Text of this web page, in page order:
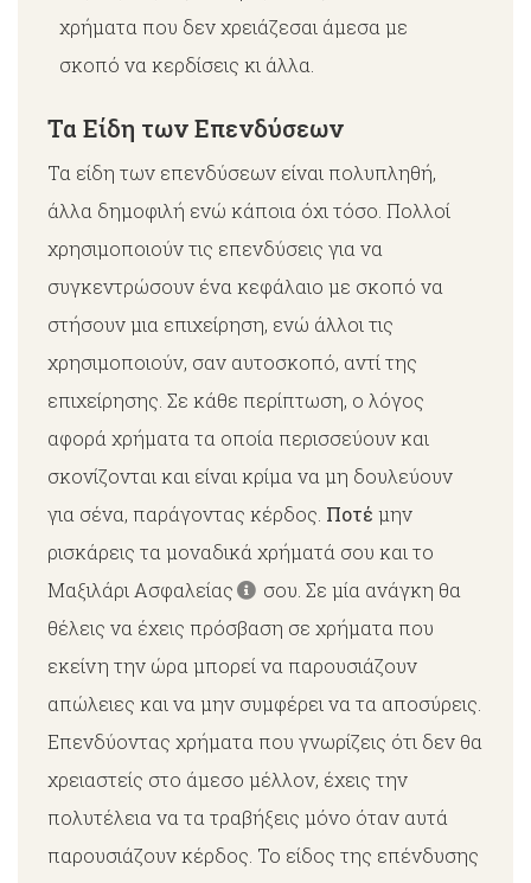
χρήματα που δεν χρειάζεσαι άμεσα με
σκοπό να κερδίσεις κι άλλα.
Τα Είδη των Επενδύσεων
Τα είδη των επενδύσεων είναι πολυπληθή,
άλλα δημοφιλή ενώ κάποια όχι τόσο. Πολλοί
χρησιμοποιούν τις επενδύσεις για να
συγκεντρώσουν ένα κεφάλαιο με σκοπό να
στήσουν μια επιχείρηση, ενώ άλλοι τις
χρησιμοποιούν, σαν αυτοσκοπό, αντί της
επιχείρησης. Σε κάθε περίπτωση, ο λόγος
αφορά χρήματα τα οποία περισσεύουν και
σκονίζονται και είναι κρίμα να μη δουλεύουν
για σένα, παράγοντας κέρδος. Ποτέ μην
ρισκάρεις τα μοναδικά χρήματά σου και το
Μαξιλάρι Ασφαλείας
σου. Σε μία ανάγκη θα
θέλεις να έχεις πρόσβαση σε χρήματα που
εκείνη την ώρα μπορεί να παρουσιάζουν
απώλειες και να μην συμφέρει να τα αποσύρεις.
Επενδύοντας χρήματα που γνωρίζεις ότι δεν θα
χρειαστείς στο άμεσο μέλλον, έχεις την
πολυτέλεια να τα τραβήξεις μόνο όταν αυτά
παρουσιάζουν κέρδος. Το είδος της επένδυσης